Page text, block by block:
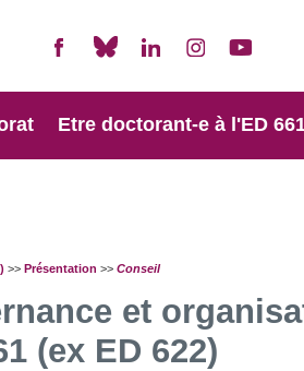
Etre doctorant-e à l'ED
>> Présentation >> Conseil
et
(ex ED 622)